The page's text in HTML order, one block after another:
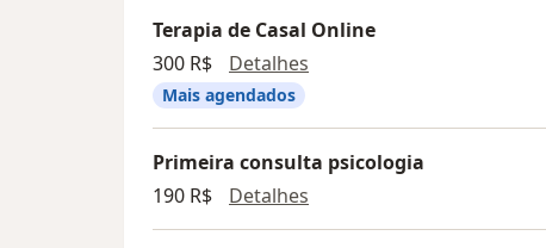
Terapia de Casal Online
300 R$
Detalhes
Mais agendados
Primeira consulta psicologia
190 R$
Detalhes